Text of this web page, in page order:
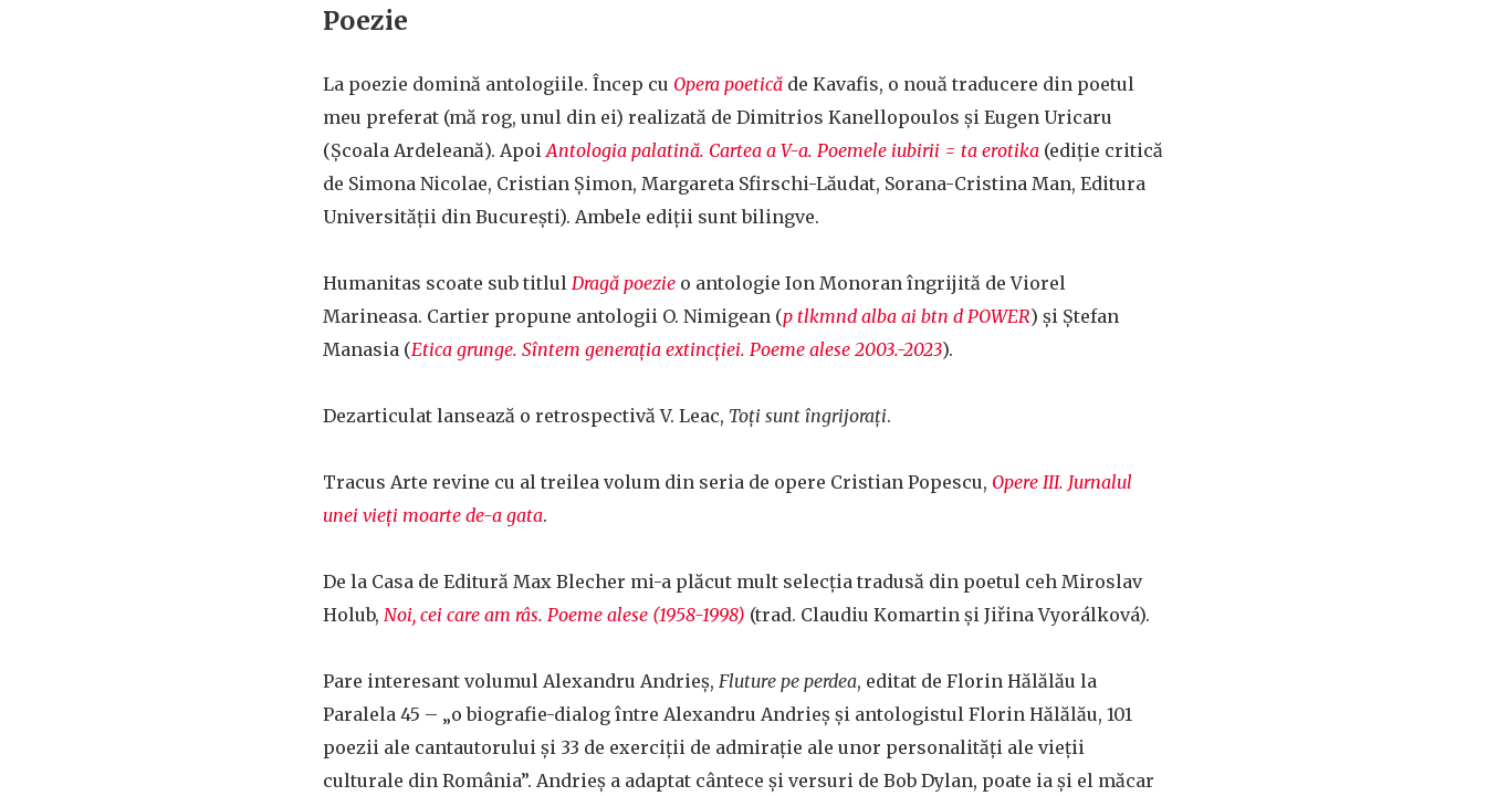
Poezie
La poezie domină antologiile. Încep cu Opera poetică de Kavafis, o nouă traducere din poetul
meu preferat (mă rog, unul din ei) realizată de Dimitrios Kanellopoulos și Eugen Uricaru
(Școala Ardeleană). ApoiAntologia palatină. Cartea a V-a. Poemele iubirii = ta erotika (ediţie critică
de Simona Nicolae, Cristian Şimon, Margareta Sfirschi-Lăudat, Sorana-Cristina Man, Editura
Universității din București). Ambele ediții sunt bilingve.
Humanitas scoate sub titlul Dragă poezie o antologie Ion Monoran îngrijită de Viorel
Marineasa. Cartier propune antologii O. Nimigean (p tlkmnd alba ai btn d POWER) și Ștefan
Manasia (Etica grunge. Sîntem generația extincției. Poeme alese 2003.-2023).
Dezarticulat lansează o retrospectivă V. Leac, Toți sunt îngrijorați.
Tracus Arte revine cu al treilea volum din seria de opere Cristian Popescu, Opere III. Jurnalul
unei vieţi moarte de-a gata.
De la Casa de Editură Max Blecher mi-a plăcut mult selecția tradusă din poetul ceh Miroslav
Holub, Noi, cei care am râs. Poeme alese (1958-1998) (trad. Claudiu Komartin și Jiřina Vyorálková).
Pare interesant volumul Alexandru Andrieș, Fluture pe perdea, editat de Florin Hălălău la
Paralela 45 – „o biografie-dialog între Alexandru Andrieș și antologistul Florin Hălălău, 101
poezii ale cantautorului și 33 de exerciții de admirație ale unor personalități ale vieții
culturale din România”. Andrieș a adaptat cântece și versuri de Bob Dylan, poate ia și el măcar